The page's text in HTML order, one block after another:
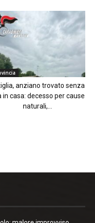
anziano trovato senza
in casa: decesso per cause
naturali,...